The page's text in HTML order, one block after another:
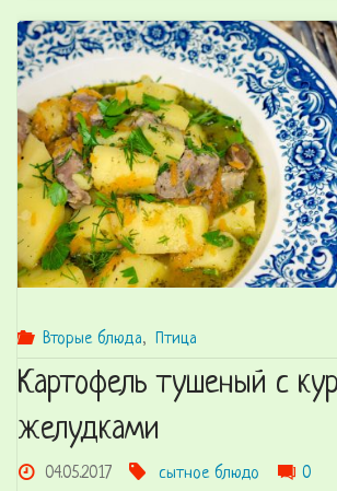
с
мясом"
Вторые блюда, Птица
Картофель тушеный с
желудками
04.05.2017 сытное блюдо 0